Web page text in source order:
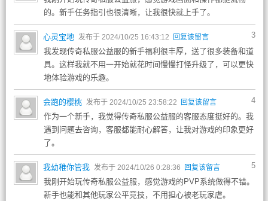
的。新手任务指引也很清晰，让我很快就上手了。
3
心灵宝地 发布于 2024/10/25 16:43:12 回复该留言
我发现传奇私服公益服的新手福利很丰厚，送了很多装备和道
具。这样我就不用一开始就花时间慢慢打怪升级了，可以更快
地体验游戏的乐趣。
4
会跑的樱桃 发布于 2024/10/25 23:58:22 回复该留言
作为一个新手，我觉得传奇私服公益服的客服态度挺好的。我
遇到问题去咨询，客服都能耐心解答，让我对游戏的印象更好
了。
5
我幼稚你管我 发布于 2024/10/26 0:28:36 回复该留言
我刚开始玩传奇私服公益服，感觉游戏的PVP系统做得不错。
新手也能和其他玩家公平竞技，不用担心被老玩家虐。